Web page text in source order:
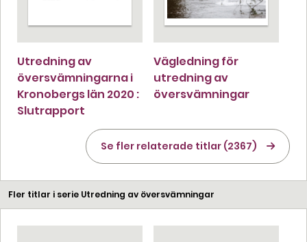
Utredning av
översvämningarna i
Kronobergs län 2020 :
Slutrapport
Vägledning för
utredning av
översvämningar
Se fler relaterade titlar (2367)
Fler titlar i serie Utredning av översvämningar